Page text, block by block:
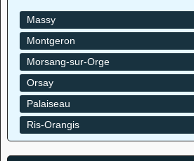
Massy
Montgeron
Morsang-sur-Orge
Orsay
Palaiseau
Ris-Orangis